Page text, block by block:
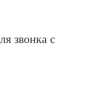
звонка с